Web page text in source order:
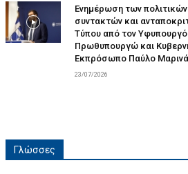
Ενημέρωση των πολιτικών
συντακτών και
Τύπου από τον
Πρωθυπουργώ και
Εκπρόσωπο Παύλο
23/07/2026
Γλώσσες